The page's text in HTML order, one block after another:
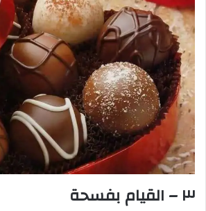
٣ – القيام بفسحة